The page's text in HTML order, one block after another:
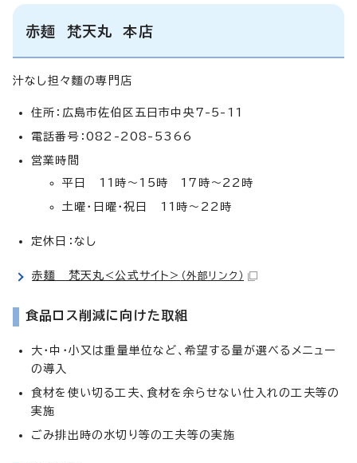
赤麺 梵天丸 本店
汁なし担々麵の専門店
住所：広島市佐伯区五日市中央7-5-11
電話番号：082-208-5366
営業時間
平日 11時～15時 17時～22時
土曜・日曜・祝日 11時～22時
定休日：なし
赤麺 梵天丸<公式サイト> （外部リンク）
食品ロス削減に向けた取組
大・中・小又は重量単位など、希望する量が選べるメニュー
の導入
食材を使い切る工夫、食材を余らせない仕入れの工夫等の
実施
ごみ排出時の水切り等の工夫等の実施